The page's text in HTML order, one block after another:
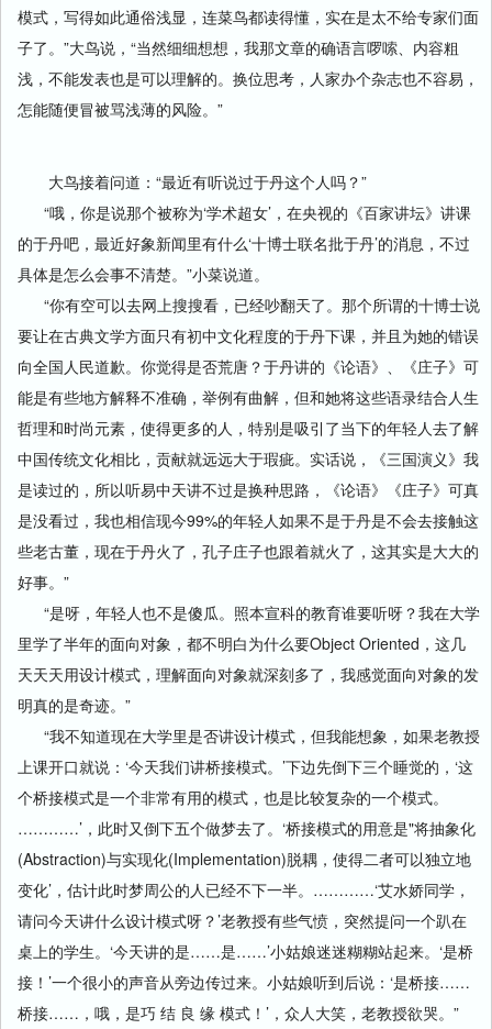
模式，写得如此通俗浅显，连菜鸟都读得懂，实在是太不给专家们面
子了。”大鸟说，“当然细细想想，我那文章的确语言啰嗦、内容粗
浅，不能发表也是可以理解的。换位思考，人家办个杂志也不容易，
怎能随便冒被骂浅薄的风险。”
大鸟接着问道：“最近有听说过于丹这个人吗？”
“哦，你是说那个被称为‘学术超女’，在央视的《百家讲坛》讲课
的于丹吧，最近好象新闻里有什么‘十博士联名批于丹’的消息，不过
具体是怎么会事不清楚。”小菜说道。
“你有空可以去网上搜搜看，已经吵翻天了。那个所谓的十博士说
要让在古典文学方面只有初中文化程度的于丹下课，并且为她的错误
向全国人民道歉。你觉得是否荒唐？于丹讲的《论语》、《庄子》可
能是有些地方解释不准确，举例有曲解，但和她将这些语录结合人生
哲理和时尚元素，使得更多的人，特别是吸引了当下的年轻人去了解
中国传统文化相比，贡献就远远大于瑕疵。实话说，《三国演义》我
是读过的，所以听易中天讲不过是换种思路，《论语》《庄子》可真
是没看过，我也相信现今99%的年轻人如果不是于丹是不会去接触这
些老古董，现在于丹火了，孔子庄子也跟着就火了，这其实是大大的
好事。”
“是呀，年轻人也不是傻瓜。照本宣科的教育谁要听呀？我在大学
里学了半年的面向对象，都不明白为什么要Object Oriented，这几
天天天用设计模式，理解面向对象就深刻多了，我感觉面向对象的发
明真的是奇迹。”
“我不知道现在大学里是否讲设计模式，但我能想象，如果老教授
上课开口就说：‘今天我们讲桥接模式。’下边先倒下三个睡觉的，‘这
个桥接模式是一个非常有用的模式，也是比较复杂的一个模式。
…………’，此时又倒下五个做梦去了。‘桥接模式的用意是"将抽象化
(Abstraction)与实现化(Implementation)脱耦，使得二者可以独立地
变化’，估计此时梦周公的人已经不下一半。…………‘艾水娇同学，
请问今天讲什么设计模式呀？’老教授有些气愤，突然提问一个趴在
桌上的学生。‘今天讲的是……是……’小姑娘迷迷糊糊站起来。‘是桥
接！’一个很小的声音从旁边传过来。小姑娘听到后说：‘是桥接……
桥接……，哦，是巧 结 良 缘 模式！’ ，众人大笑，老教授欲哭。”